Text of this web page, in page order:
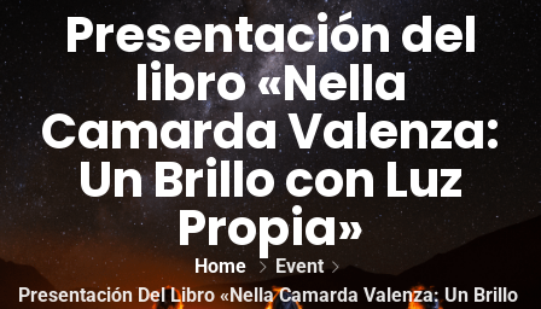
Presentación del
libro «Nella
Camarda Valenza:
Un Brillo con Luz
Propia»
Home
Event
Presentación Del Libro «Nella Camarda Valenza: Un Brillo